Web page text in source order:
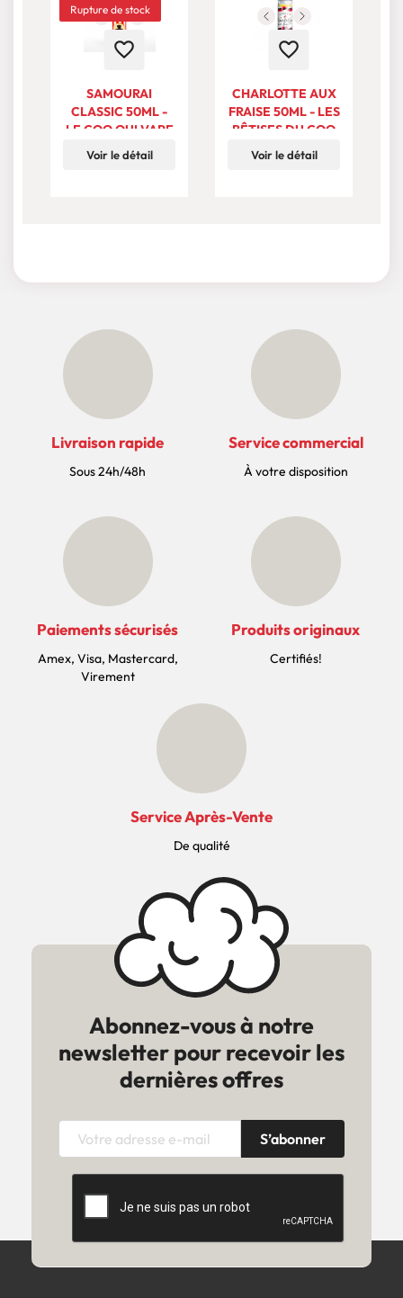
Rupture de stock
favorite_border
SAMOURAI
CLASSIC 50ML -
LE COQ QUI VAPE
Voir le détail
favorite_border
CHARLOTTE AUX
FRAISE 50ML - LES
BÊTISES DU COQ
Voir le détail
Livraison rapide
Sous 24h/48h
Service commercial
À votre disposition
Paiements sécurisés
Amex, Visa, Mastercard,
Virement
Produits originaux
Certifiés!
Service Après-Vente
De qualité
Abonnez-vous à notre
newsletter pour recevoir les
dernières offres